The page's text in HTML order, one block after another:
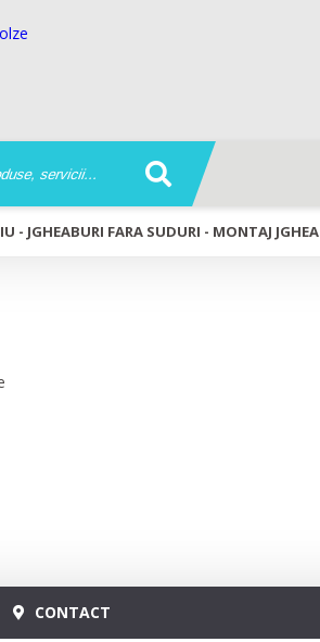
- JGHEABURI FARA SUDURI - MONTAJ
CONTACT